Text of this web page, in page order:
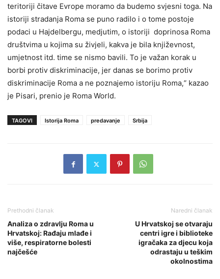
teritoriji čitave Evrope moramo da budemo svjesni toga. Na
istoriji stradanja Roma se puno radilo i o tome postoje
podaci u Hajdelbergu, medjutim, o istoriji doprinosa Roma
društvima u kojima su živjeli, kakva je bila književnost,
umjetnost itd. time se nismo bavili. To je važan korak u
borbi protiv diskriminacije, jer danas se borimo protiv
diskriminacije Roma a ne poznajemo istoriju Roma,“ kazao
je Pisari, prenio je Roma World.
TAGOVI Istorija Roma predavanje Srbija
Prethodni članak
Analiza o zdravlju Roma u
Hrvatskoj: Rađaju mlađe i
više, respiratorne bolesti
najčešće
Naredni članak
U Hrvatskoj se otvaraju
centri igre i biblioteke
igračaka za djecu koja
odrastaju u teškim
okolnostima